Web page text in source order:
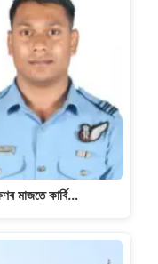
মাজতে কাৰ্বি…